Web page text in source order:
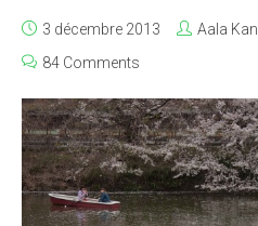
3 décembre 2013 Aala
84 Comments